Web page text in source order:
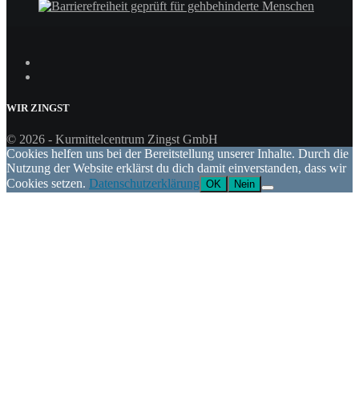
WIRZINGST
© 2026 - Kurmittelcentrum Zingst GmbH
Cookies helfen uns bei der Bereitstellung unserer Inhalte. Durch die
Nutzung der Website erklärst du dich damit einverstanden, dass wir
Cookies setzen. Datenschutzerklärung OK Nein